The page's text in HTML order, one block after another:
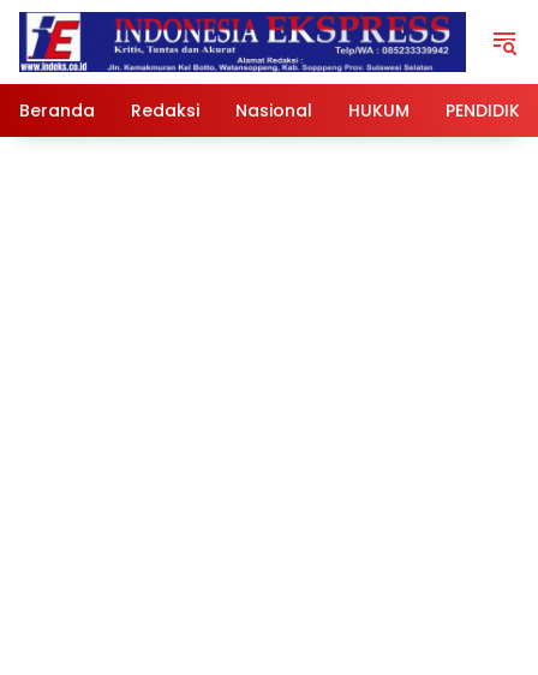
Langsung
konten
Beranda Redaksi Nasional HUKUM